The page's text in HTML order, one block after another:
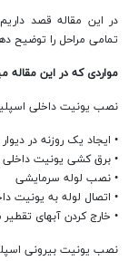
در این مقاله قصد
تمامی مراحل را توضیح
مواردی که در این مقاله
نصب یونیت داخلی
• ایجاد یک روزنه در
• برق کشی یونیت داخلی
• نصب لوله سرمایشی
• اتصال لوله به یونیت
• خارج کردن آبهای
نصب یونیت بیرونی